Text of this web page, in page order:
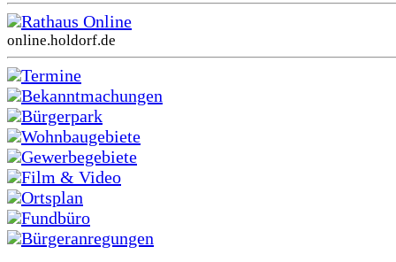
Rathaus Online
online.holdorf.de
Termine
Bekanntmachungen
Bürgerpark
Wohnbaugebiete
Gewerbegebiete
Film & Video
Ortsplan
Fundbüro
Bürgeranregungen